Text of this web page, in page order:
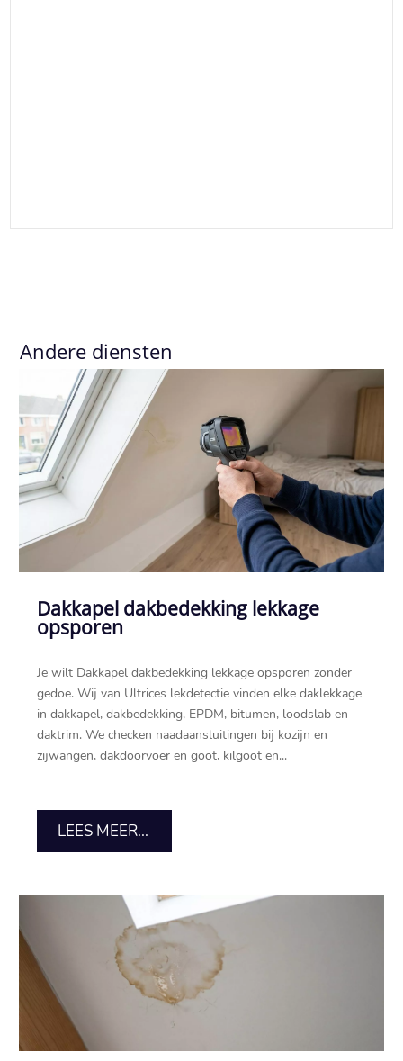
Andere diensten
Dakkapel dakbedekking lekkage
opsporen
Je wilt Dakkapel dakbedekking lekkage opsporen zonder
gedoe.​ Wij van Ultrices lekdetectie vinden elke daklekkage
in dakkapel, dakbedekking, EPDM, bitumen, loodslab en
daktrim.​ We checken naadaansluitingen bij kozijn en
zijwangen, dakdoorvoer en goot, kilgoot en...
LEES MEER...